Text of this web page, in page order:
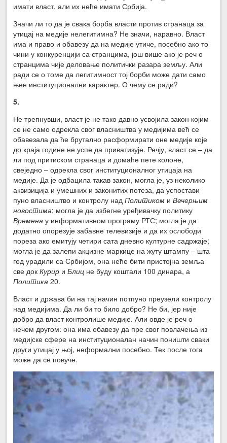
имати власт, али их неће имати Србија.
Значи ли то да је свака борба власти против странаца за
утицај на медије нелегитимна? Не значи, наравно. Власт
има и право и обавезу да на медије утиче, посебно ако то
чини у конкуренцији са странцима, још више ако је реч о
странцима чије деловање политички разара земљу. Али
ради се о томе да легитимност тој борби може дати само
њен институционални карактер. О чему се ради?
5.
Не трепнувши, власт је не тако давно усвојила закон којим
се не само одрекла свог власништва у медијима већ се
обавезала да ће брутално расформирати оне медије које
до краја године не успе да приватизује. Речју, власт се – да
ли под притиском странаца и домаће пете колоне,
свеједно – одрекла свог институционалног утицаја на
медије. Да је одбацила такав закон, могла је, уз неколико
аквизиција и умешних и законитих потеза, да успостави
пуно власништво и контролу надПолитиком иВечерњим
новостима; могла је да избегне уређивачку политику
Времена у информативном програму РТС; могла је да
додатно опорезује забавне телевизије и да их ослободи
пореза ако емитују четири сата дневно културне садржаје;
могла је да залепи акцизне маркице на жуту штампу – шта
год урадили са Србијом, она неће бити пристојна земља
све докКурир иБлиц не буду коштали 100 динара, а
Политика 20.
Власт и држава би на тај начин потпуно преузели контролу
над медијима. Да ли би то било добро? Не би, јер није
добро да власт контролише медије. Али овде је реч о
нечем другом: она има обавезу да пре свог повлачења из
медијске сфере на институционалан начин поништи сваки
други утицај у њој, неформални посебно. Тек после тога
може да се повуче.